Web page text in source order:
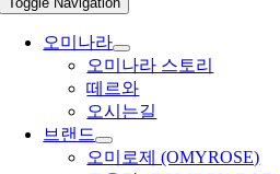
오미나라
오미나라 스토리
떼르와
오시는길
브랜드
오미로제 (OMYROSE)